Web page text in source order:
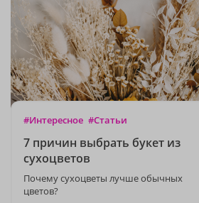
#Интересное #Статьи
7 причин выбрать букет из
сухоцветов
Почему сухоцветы лучше обычных
цветов?